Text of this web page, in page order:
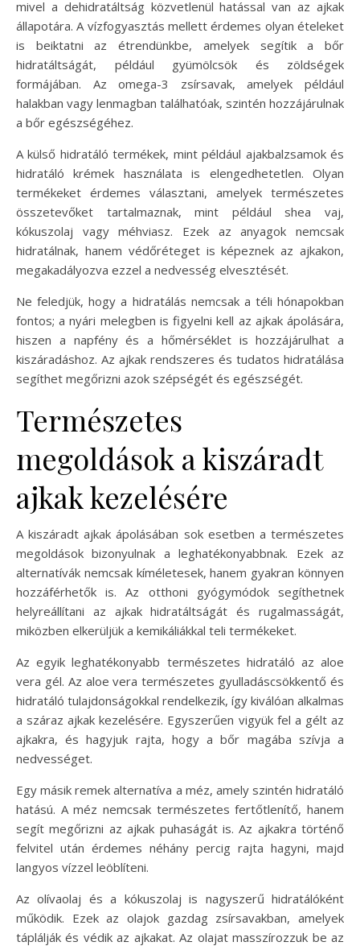
mivel a dehidratáltság közvetlenül hatással van az ajkak
állapotára. A vízfogyasztás mellett érdemes olyan ételeket
is beiktatni az étrendünkbe, amelyek segítik a bőr
hidratáltságát, például gyümölcsök és zöldségek
formájában. Az omega-3 zsírsavak, amelyek például
halakban vagy lenmagban találhatóak, szintén hozzájárulnak
a bőr egészségéhez.
A külső hidratáló termékek, mint például ajakbalzsamok és
hidratáló krémek használata is elengedhetetlen. Olyan
termékeket érdemes választani, amelyek természetes
összetevőket tartalmaznak, mint például shea vaj,
kókuszolaj vagy méhviasz. Ezek az anyagok nemcsak
hidratálnak, hanem védőréteget is képeznek az ajkakon,
megakadályozva ezzel a nedvesség elvesztését.
Ne feledjük, hogy a hidratálás nemcsak a téli hónapokban
fontos; a nyári melegben is figyelni kell az ajkak ápolására,
hiszen a napfény és a hőmérséklet is hozzájárulhat a
kiszáradáshoz. Az ajkak rendszeres és tudatos hidratálása
segíthet megőrizni azok szépségét és egészségét.
Természetes
megoldások a kiszáradt
ajkak kezelésére
A kiszáradt ajkak ápolásában sok esetben a természetes
megoldások bizonyulnak a leghatékonyabbnak. Ezek az
alternatívák nemcsak kíméletesek, hanem gyakran könnyen
hozzáférhetők is. Az otthoni gyógymódok segíthetnek
helyreállítani az ajkak hidratáltságát és rugalmasságát,
miközben elkerüljük a kemikáliákkal teli termékeket.
Az egyik leghatékonyabb természetes hidratáló az aloe
vera gél. Az aloe vera természetes gyulladáscsökkentő és
hidratáló tulajdonságokkal rendelkezik, így kiválóan alkalmas
a száraz ajkak kezelésére. Egyszerűen vigyük fel a gélt az
ajkakra, és hagyjuk rajta, hogy a bőr magába szívja a
nedvességet.
Egy másik remek alternatíva a méz, amely szintén hidratáló
hatású. A méz nemcsak természetes fertőtlenítő, hanem
segít megőrizni az ajkak puhaságát is. Az ajkakra történő
felvitel után érdemes néhány percig rajta hagyni, majd
langyos vízzel leöblíteni.
Az olívaolaj és a kókuszolaj is nagyszerű hidratálóként
működik. Ezek az olajok gazdag zsírsavakban, amelyek
táplálják és védik az ajkakat. Az olajat masszírozzuk be az